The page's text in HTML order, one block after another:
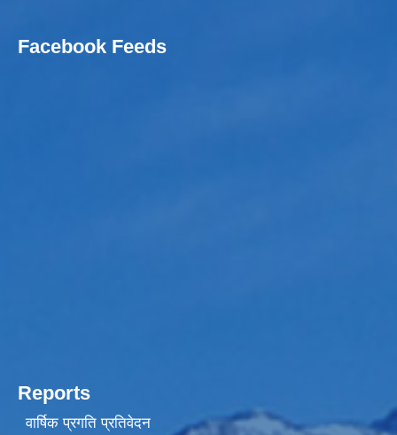
Facebook Feeds
Reports
वार्षिक प्रगति प्रतिवेदन